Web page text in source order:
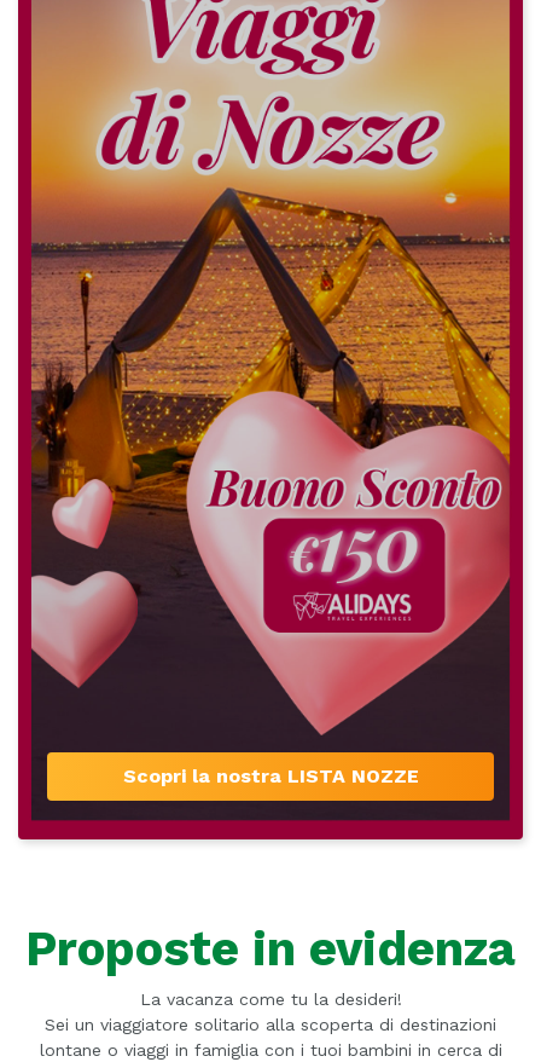
Scopri la nostra LISTA NOZZE
Proposte in evidenza
La vacanza come tu la desideri!
Sei un viaggiatore solitario alla scoperta di destinazioni
lontane o viaggi in famiglia con i tuoi bambini in cerca di